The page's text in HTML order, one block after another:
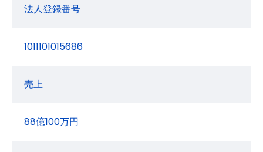
法人登録番号
1011101015686
売上
88億100万円